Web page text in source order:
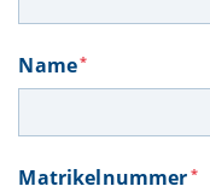
Name*
Matrikelnummer *